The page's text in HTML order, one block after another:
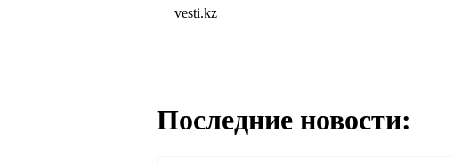
vesti.kz
Последние новости: